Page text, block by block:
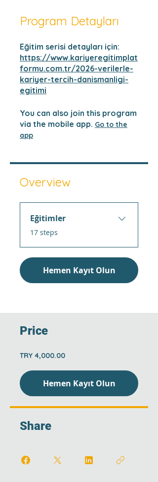
Program Detayları
Eğitim serisi detayları için:
https://www.kariyeregitimplat
formu.com.tr/2026-verilerle-
kariyer-tercih-danismanligi-
egitimi
You can also join this program
via the mobile app. Go to the
app
Overview
Eğitimler
.17 steps
Hemen Kayıt Olun
Price
TRY 4,000.00
Hemen Kayıt Olun
Share